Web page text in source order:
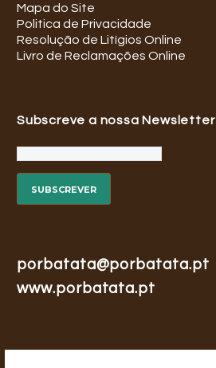
Mapa do Site
Politica de Privacidade
Resolução de Litígios Online
Livro de Reclamações Online
Subscreve a nossa Newsletter
porbatata@porbatata.pt
www.porbatata.pt